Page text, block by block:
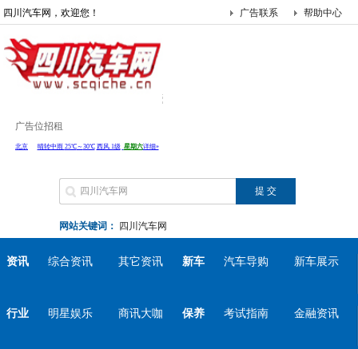
四川汽车网，欢迎您！ 帮助中心
广告联系
广告位招租
网站关键词： 四川汽车网
资讯 综合资讯 其它资讯 新车 汽车导购 新车展示
行业 明星娱乐 商讯大咖 保养 考试指南 金融资讯